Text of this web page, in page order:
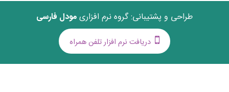
طراحی و پشتیبانی: گروه نرم افزاریمودل فارسی
دریافت نرم افزار تلفن همراه